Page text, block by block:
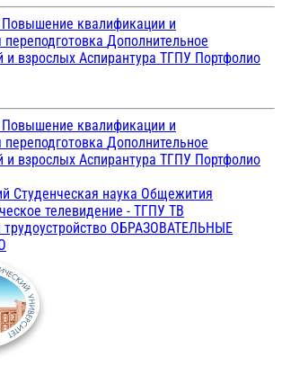
Повышение квалификации и
Дополнительное
и взрослых Аспирантура ТГПУ Портфолио
Повышение квалификации и
Дополнительное
и взрослых Аспирантура ТГПУ Портфолио
Студенческая наука Общежития
телевидение - ТГПУ ТВ
ОБРАЗОВАТЕЛЬНЫЕ